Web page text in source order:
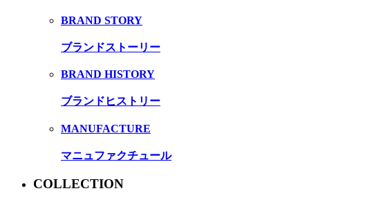
BRAND STORY
ブランドストーリー
BRAND HISTORY
ブランドヒストリー
MANUFACTURE
マニュファクチュール
COLLECTION